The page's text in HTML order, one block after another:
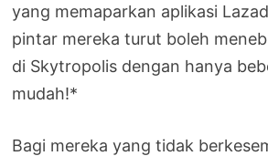
yang memaparkan aplikasi
pintar mereka turut boleh
di Skytropolis dengan hanya
mudah!*
Bagi mereka yang tidak